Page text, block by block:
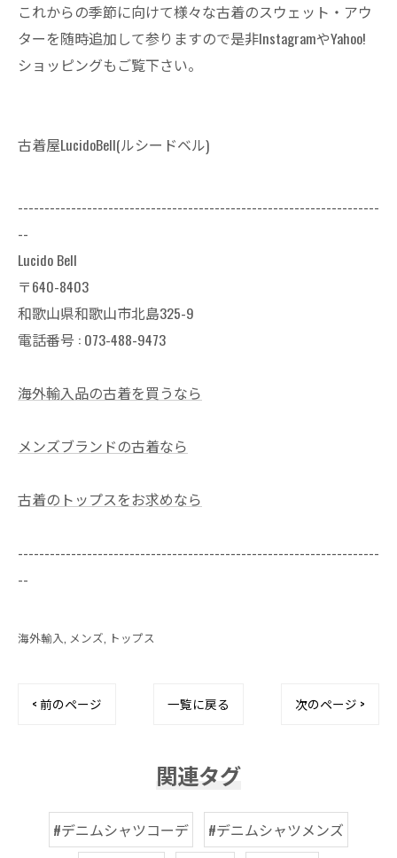
これからの季節に向けて様々な古着のスウェット・アウ
ターを随時追加して参りますので是非InstagramやYahoo!
ショッピングもご覧下さい。
古着屋LucidoBell(ルシードベル)
--------------------------------------------------------------------
--
Lucido Bell
〒640-8403
和歌山県和歌山市北島325-9
電話番号 : 073-488-9473
海外輸入品の古着を買うなら
メンズブランドの古着なら
古着のトップスをお求めなら
--------------------------------------------------------------------
--
海外輸入 メンズ トップス
< 前のページ 一覧に戻る 次のページ >
関連タグ
#デニムシャツコーデ
#デニムシャツメンズ